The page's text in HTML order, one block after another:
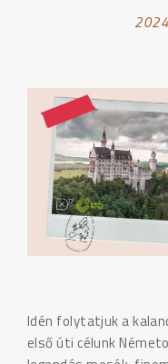
Idén folytatjuk a
első úti célunk